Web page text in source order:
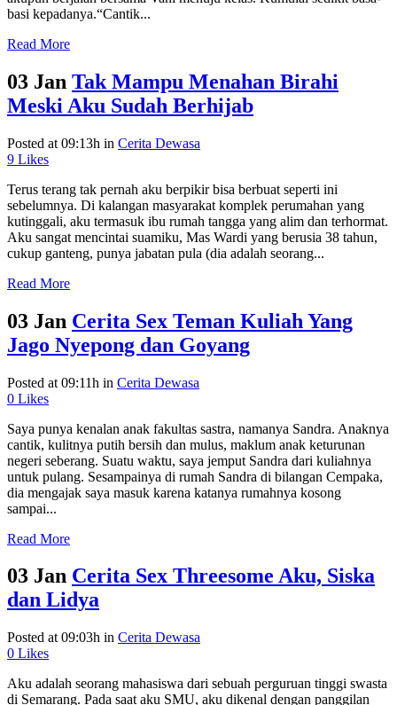
basi kepadanya.“Cantik...
Read More
03 Jan Tak Mampu Menahan Birahi
Meski Aku Sudah Berhijab
Posted at 09:13h in Cerita Dewasa
9 Likes
Terus terang tak pernah aku berpikir bisa berbuat seperti ini
sebelumnya. Di kalangan masyarakat komplek perumahan yang
kutinggali, aku termasuk ibu rumah tangga yang alim dan terhormat.
Aku sangat mencintai suamiku, Mas Wardi yang berusia 38 tahun,
cukup ganteng, punya jabatan pula (dia adalah seorang...
Read More
03 Jan Cerita Sex Teman Kuliah Yang
Jago Nyepong dan Goyang
Posted at 09:11h in Cerita Dewasa
0 Likes
Saya punya kenalan anak fakultas sastra, namanya Sandra. Anaknya
cantik, kulitnya putih bersih dan mulus, maklum anak keturunan
negeri seberang. Suatu waktu, saya jemput Sandra dari kuliahnya
untuk pulang. Sesampainya di rumah Sandra di bilangan Cempaka,
dia mengajak saya masuk karena katanya rumahnya kosong
sampai...
Read More
03 Jan Cerita Sex Threesome Aku, Siska
dan Lidya
Posted at 09:03h in Cerita Dewasa
0 Likes
Aku adalah seorang mahasiswa dari sebuah perguruan tinggi swasta
di Semarang. Pada saat aku SMU, aku dikenal dengan panggilan